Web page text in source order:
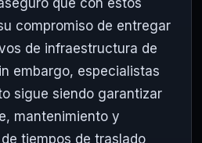
compromiso de entregar
de infraestructura de
embargo, especialistas
sigue siendo garantizar
mantenimiento y
tiempos de traslado